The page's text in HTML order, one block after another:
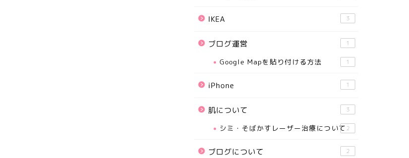
IKEA 3
ブログ運営 1
Google Mapを貼り付ける方法 1
iPhone 1
肌について 3
シミ・そばかすレーザー治療について 2
ブログについて 2